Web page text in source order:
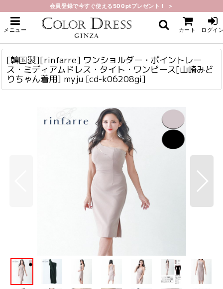
会員登録で今すぐ使える500ptプレゼント！ ＞
メニュー カート ログイ
ホーム > ミディアム
[韓国製][rinfarre] ワンショルダー・ポイントレース・ミディアムドレス・タイ
ト・ワンピース[山崎みどりちゃん着用] myju
[韓国製][rinfarre] ワンショルダー・ポイントレー
ス・ミディアムドレス・タイト・ワンピース[山崎みど
りちゃん着用] myju [cd-k06208gi]